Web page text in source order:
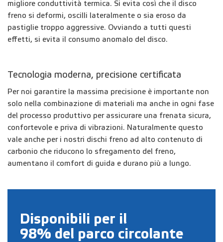
migliore conduttività termica. Si evita così che il disco
freno si deformi, oscilli lateralmente o sia eroso da
pastiglie troppo aggressive. Ovviando a tutti questi
effetti, si evita il consumo anomalo del disco.
Tecnologia moderna, precisione certificata
Per noi garantire la massima precisione è importante non
solo nella combinazione di materiali ma anche in ogni fase
del processo produttivo per assicurare una frenata sicura,
confortevole e priva di vibrazioni. Naturalmente questo
vale anche per i nostri dischi freno ad alto contenuto di
carbonio che riducono lo sfregamento del freno,
aumentano il comfort di guida e durano più a lungo.
Disponibili per il
98% del parco circolante